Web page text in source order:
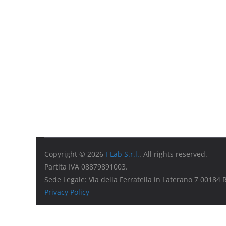
Copyright © 2026 I-Lab S.r.l.. All rights reserved.
Partita IVA 08879891003.
Sede Legale: Via della Ferratella in Laterano 7 00184
Privacy Policy